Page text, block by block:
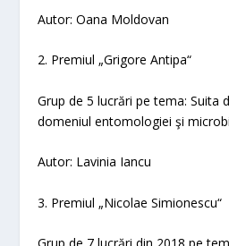
Autor: Oana Moldovan
2. Premiul „Grigore Antipa“
Grup de 5 lucrări pe tema:Suita
domeniul entomologiei şi
Autor: Lavinia Iancu
3. Premiul „Nicolae Simionescu“